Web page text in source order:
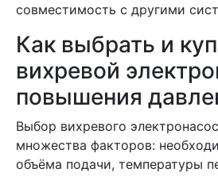
совместимость с другими
Как выбрать и
вихревой
повышения
Выбор вихревого
множества факторов:
объёма подачи, температуры